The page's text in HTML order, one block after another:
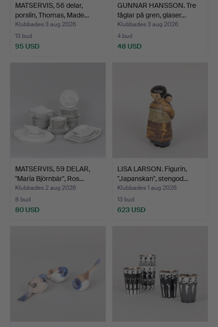
MATSERVIS, 56 delar,
porslin, Thomas, Made…
Klubbades 3 aug 2026
13 bud
95 USD
GUNNAR HANSSON. Tre
fåglar på gren, glaser…
Klubbades 3 aug 2026
4 bud
48 USD
MATSERVIS, 59 DELAR,
"Maria Björnbär", Ros…
Klubbades 2 aug 2026
8 bud
80 USD
LISA LARSON. Figurin,
"Japanskan", stengod…
Klubbades 1 aug 2026
13 bud
623 USD